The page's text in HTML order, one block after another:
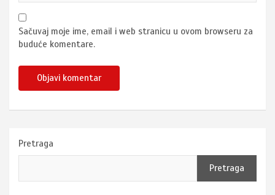
Sačuvaj moje ime, email i web stranicu u ovom browseru za
buduće komentare.
Pretraga
Pretraga